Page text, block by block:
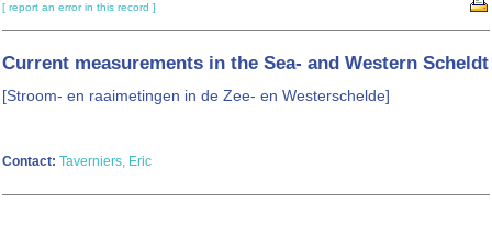
[ report an error in this record ]
Current measurements in the Sea- and Western Scheldt
[Stroom- en raaimetingen in de Zee- en Westerschelde]
Contact: Taverniers, Eric